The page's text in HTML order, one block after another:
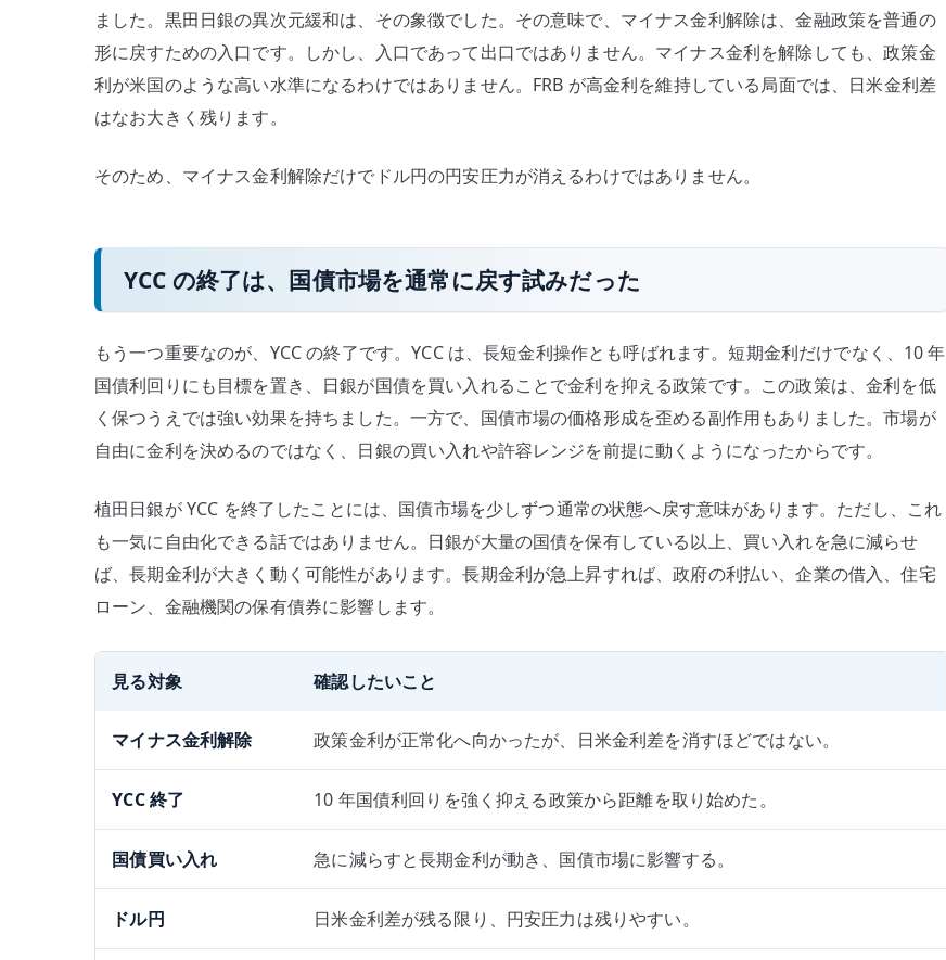
ました。黒田日銀の異次元緩和は、その象徴でした。その意味で、マイナス金利解除は、金融政策を普通の
形に戻すための入口です。しかし、入口であって出口ではありません。マイナス金利を解除しても、政策金
利が米国のような高い水準になるわけではありません。FRB が高金利を維持している局面では、日米金利差
はなお大きく残ります。
そのため、マイナス金利解除だけでドル円の円安圧力が消えるわけではありません。
YCC の終了は、国債市場を通常に戻す試みだった
もう一つ重要なのが、YCC の終了です。YCC は、長短金利操作とも呼ばれます。短期金利だけでなく、10 年
国債利回りにも目標を置き、日銀が国債を買い入れることで金利を抑える政策です。この政策は、金利を低
く保つうえでは強い効果を持ちました。一方で、国債市場の価格形成を歪める副作用もありました。市場が
自由に金利を決めるのではなく、日銀の買い入れや許容レンジを前提に動くようになったからです。
植田日銀が YCC を終了したことには、国債市場を少しずつ通常の状態へ戻す意味があります。ただし、これ
も一気に自由化できる話ではありません。日銀が大量の国債を保有している以上、買い入れを急に減らせ
ば、長期金利が大きく動く可能性があります。長期金利が急上昇すれば、政府の利払い、企業の借入、住宅
ローン、金融機関の保有債券に影響します。
見る対象 確認したいこと
マイナス金利解除 政策金利が正常化へ向かったが、日米金利差を消すほどではない。
YCC 終了 10 年国債利回りを強く抑える政策から距離を取り始めた。
国債買い入れ 急に減らすと長期金利が動き、国債市場に影響する。
ドル円 日米金利差が残る限り、円安圧力は残りやすい。